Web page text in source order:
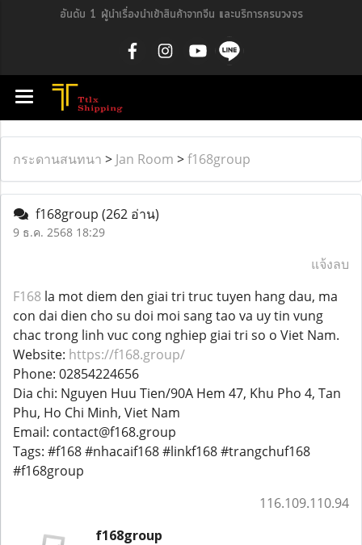
อันดับ 1 ผู้นำเรื่องนำเข้าสินค้าจากจีน และบริการครบวงจร
กระดานสนทนา > Jan Room >f168group
f168group (262 อ่าน)
9 ธ.ค. 2568 18:29
แจ้งลบ
F168 la mot diem den giai tri truc tuyen hang dau, ma
con dai dien cho su doi moi sang tao va uy tin vung
chac trong linh vuc cong nghiep giai tri so o Viet Nam.
Website: https://f168.group/
Phone: 02854224656
Dia chi: Nguyen Huu Tien/90A Hem 47, Khu Pho 4, Tan
Phu, Ho Chi Minh, Viet Nam
Email: contact@f168.group
Tags: #f168 #nhacaif168 #linkf168 #trangchuf168
#f168group
116.109.110.94
f168group